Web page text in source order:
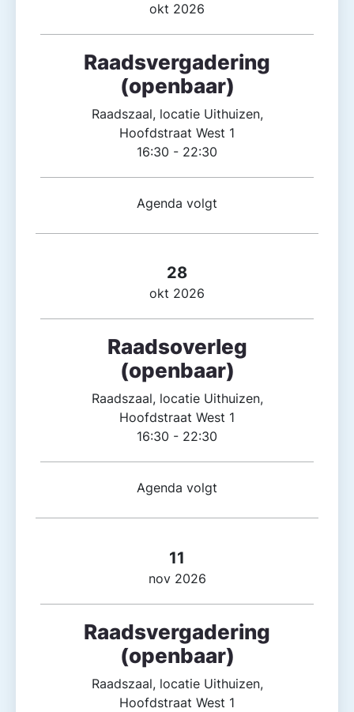
okt 2026
Raadsvergadering
(openbaar)
Raadszaal, locatie Uithuizen,
Hoofdstraat West 1
16:30 - 22:30
Agenda volgt
28
okt 2026
Raadsoverleg
(openbaar)
Raadszaal, locatie Uithuizen,
Hoofdstraat West 1
16:30 - 22:30
Agenda volgt
11
nov 2026
Raadsvergadering
(openbaar)
Raadszaal, locatie Uithuizen,
Hoofdstraat West 1